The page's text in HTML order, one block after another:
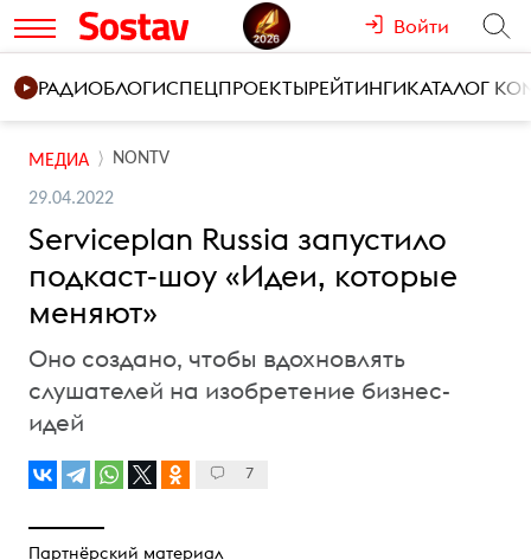
Войти
РАДИОБЛОГИСПЕЦПРОЕКТЫРЕЙТИНГИКАТАЛОГ
МЕДИА NONTV
29.04.2022
Serviceplan Russia запустило
подкаст-шоу «Идеи, которые
меняют»
Оно создано, чтобы вдохновлять
слушателей на изобретение бизнес-
идей
7
Партнёрский материал